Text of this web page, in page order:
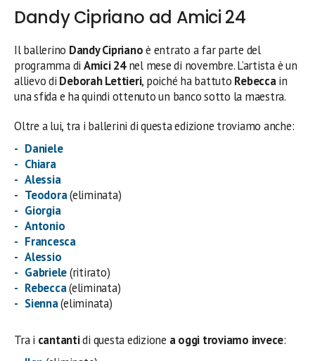
Dandy Cipriano ad Amici 24
Il ballerino Dandy Ciprianoè entrato a far parte del
programma di Amici 24nel mese di novembre. L’artista è un
allievo di Deborah Lettieri, poiché ha battuto Rebeccain
una sfida e ha quindi ottenuto un banco sotto la maestra.
Oltre a lui, tra i ballerini di questa edizione troviamo anche:
Daniele
Chiara
Alessia
Teodora(eliminata)
Giorgia
Antonio
Francesca
Alessio
Gabriele(ritirato)
Rebecca(eliminata)
Sienna(eliminata)
Tra i cantantidi questa edizione a oggi troviamo invece: